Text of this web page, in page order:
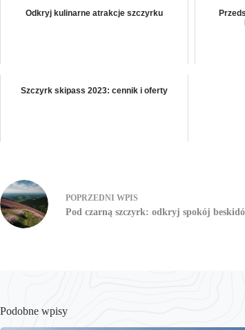
Odkryj kulinarne atrakcje szczyrku
Szczyrk skipass 2023: cennik i oferty
POPRZEDNI WPIS
Pod czarną szczyrk: odkryj spokój
Podobne wpisy